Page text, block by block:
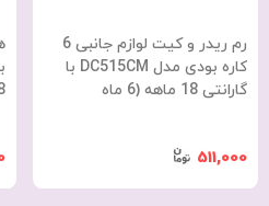
رم ریدر و کیت لوازم جانبی 6
کاره بودی مدل DC515CM با
گارانتی 18 ماهه (6 ماه
511,000
18